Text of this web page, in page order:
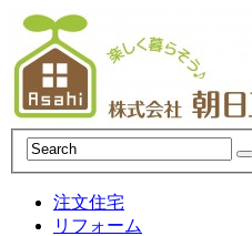
注文住宅
リフォーム